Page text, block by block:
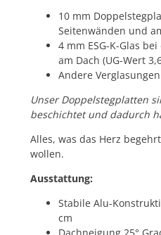
10 mm
Seitenwänden und
4 mm ESG-K-Glas
am Dach (UG-Wert
Andere
Unser Doppelstegplatten
beschichtet und dadurch
Alles, was das Herz
wollen.
Ausstattung:
Stabile Alu-
cm